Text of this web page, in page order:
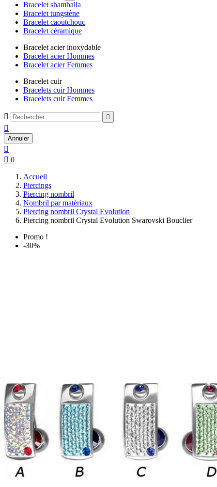
Bracelet shamballa
Bracelet tungstène
Bracelet caoutchouc
Bracelet céramique
Bracelet acier inoxydable
Bracelet acier Hommes
Bracelet acier Femmes
Bracelet cuir
Bracelets cuir Hommes
Bracelets cuir Femmes
 

Annuler

 0
Accueil
Piercings
Piercing nombril
Nombril par matériaux
Piercing nombril Crystal Evolution
Piercing nombril Crystal Evolution Swarovski Bouclier
Promo !
-30%